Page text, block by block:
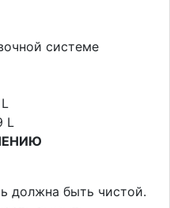
системе
L
должна быть чистой.